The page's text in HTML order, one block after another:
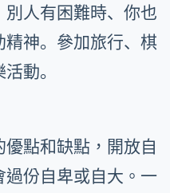
人有困難時、你也
神。參加旅行、棋
動。
點和缺點，開放自
份自卑或自大。 一